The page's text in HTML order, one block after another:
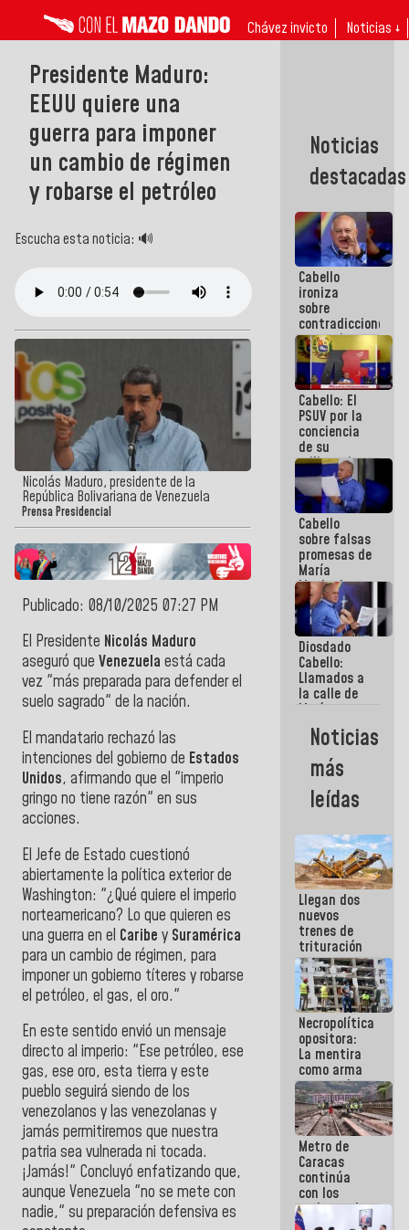
Chávez invicto Noticias ↓
Presidente Maduro:
EEUU quiere una
guerra para imponer
un cambio de régimen
y robarse el petróleo
Escucha esta noticia: 🔊
Nicolás Maduro, presidente de la
República Bolivariana de Venezuela
Prensa Presidencial
Publicado: 08/10/2025 07:27 PM
El Presidente Nicolás Maduro
aseguró que Venezuela está cada
vez "más preparada para defender el
suelo sagrado" de la nación.
El mandatario rechazó las
intenciones del gobierno de Estados
Unidos, afirmando que el "imperio
gringo no tiene razón" en sus
acciones.
El Jefe de Estado cuestionó
abiertamente la política exterior de
Washington: "¿Qué quiere el imperio
norteamericano? Lo que quieren es
una guerra en el Caribe y Suramérica
para un cambio de régimen, para
imponer un gobierno títeres y robarse
el petróleo, el gas, el oro."
En este sentido envió un mensaje
directo al imperio: "Ese petróleo, ese
gas, ese oro, esta tierra y este
pueblo seguirá siendo de los
venezolanos y las venezolanas y
jamás permitiremos que nuestra
patria sea vulnerada ni tocada.
¡Jamás!" Concluyó enfatizando que,
aunque Venezuela "no se mete con
nadie," su preparación defensiva es
Noticias
destacadas
Cabello
ironiza
sobre
contradicciones
y mentiras
de María
Machado:
¡Créanle!
Cabello: El
PSUV por la
conciencia
de su
militancia
es la
organización
política más
sólida de
Venezuela
Cabello
sobre falsas
promesas de
María
Machado:
¿Quién le
puede creer?
¿Y la gente
que ella iba
a salvar en
La Guaira?
Diosdado
Cabello:
Llamados a
la calle de
María
Machado se
estrellaron
de frente
contra el
Pueblo
Noticias
más
leídas
Llegan dos
nuevos
trenes de
trituración
para
optimizar
manejo de
escombros
en La Guaira
Necropolítica
opositora:
La mentira
como arma
contra el
Pueblo
Metro de
Caracas
continúa
con los
trabajos de
mantenimiento